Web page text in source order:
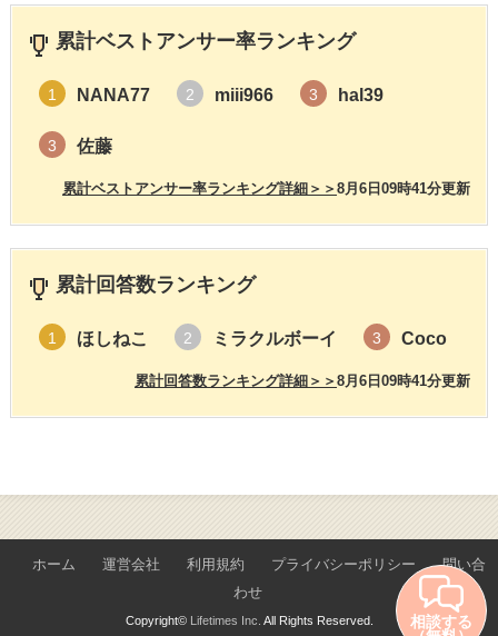
累計ベストアンサー率ランキング
1 NANA77 2 miii966 3 hal39
3 佐藤
8月6日09時41分更新
累計ベストアンサー率ランキング詳細＞＞
累計回答数ランキング
1 ほしねこ 2 ミラクルボーイ 3 Coco
8月6日09時41分更新
累計回答数ランキング詳細＞＞
ホーム 運営会社 利用規約 プライバシーポリシー
問い合
わせ
Copyright© Lifetimes Inc. All Rights Reserved. 相談する